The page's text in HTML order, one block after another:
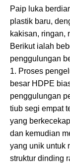
Paip luka
plastik baru,
kakisan, ringan,
Berikut ialah
penggulungan
1. Proses
besar HDPE
penggulungan
tiub segi empat
yang
dan kemudian
yang unik untuk
struktur dinding